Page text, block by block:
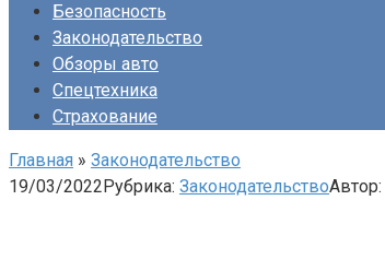
Безопасность
Законодательство
Обзоры авто
Спецтехника
Страхование
Главная » Законодательство
19/03/2022Рубрика: ЗаконодательствоАвтор: